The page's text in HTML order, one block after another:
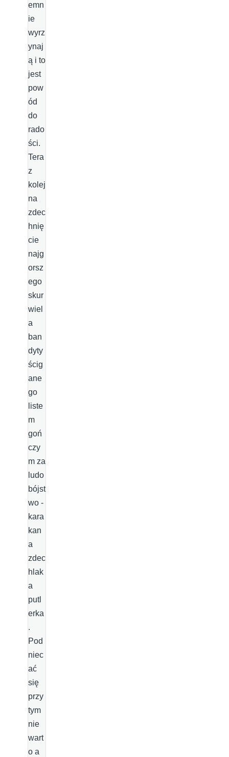
emn
ie
wyrz
ynaj
ą i to
jest
pow
ód
do
rado
ści.
Tera
z
kolej
na
zdec
hnię
cie
najg
orsz
ego
skur
wiel
a
ban
dyty
ścig
ane
go
liste
m
goń
czy
m za
ludo
bójst
wo -
kara
kan
a
zdec
hlak
a
putl
erka
.
Pod
niec
ać
się
przy
tym
nie
wart
o a